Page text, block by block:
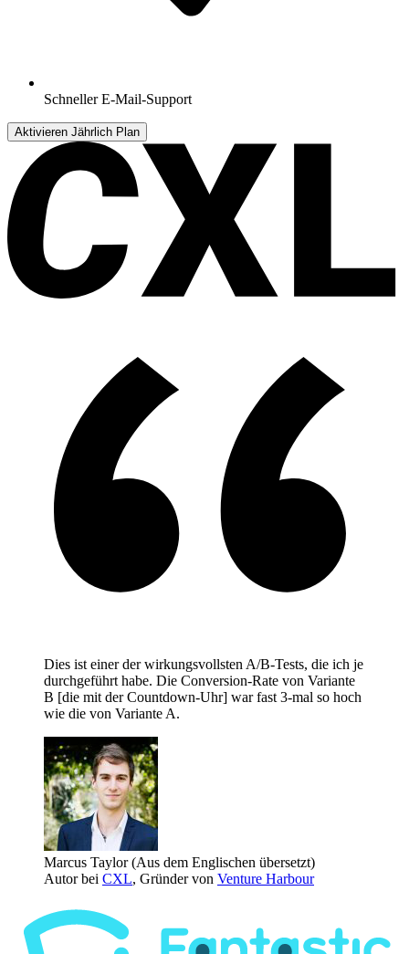
Schneller E-Mail-Support
Aktivieren Jährlich Plan
Dies ist einer der wirkungsvollsten A/B-Tests, die ich je
durchgeführt habe. Die Conversion-Rate von Variante
B [die mit der Countdown-Uhr] war fast 3-mal so hoch
wie die von Variante A.
Marcus Taylor(Aus dem Englischen übersetzt)
Autor bei CXL, Gründer von Venture Harbour